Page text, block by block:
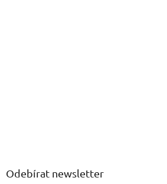
Odebírat newsletter